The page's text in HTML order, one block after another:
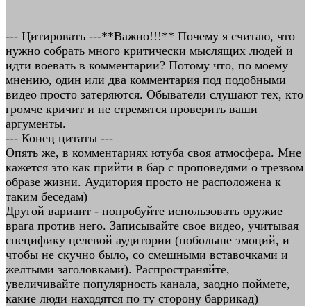
--- Цитировать ---**Важно!!!** Почему я считаю, что
нужно собрать много критически мыслящих людей и
идти воевать в комментарии? Потому что, по моему
мнению, один или два комментария под подобными
видео просто затеряются. Обыватели слушают тех, кто
громче кричит и не стремятся проверить ваши
аргументы.
--- Конец цитаты ---
Опять же, в комментариях ютуба своя атмосфера. Мне
кажется это как прийти в бар с проповедями о трезвом
образе жизни. Аудитория просто не расположена к
таким беседам)
Другой вариант - попробуйте использовать оружие
врага против него. Записывайте свое видео, учитывая
специфику целевой аудитории (побольше эмоций, и
чтобы не скучно было, со смешными вставочками и
желтыми заголовками). Распространяйте,
увеличивайте популярность канала, заодно поймете,
какие люди находятся по ту сторону баррикад)